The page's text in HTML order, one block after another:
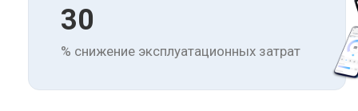
30
% снижение эксплуатационных затрат